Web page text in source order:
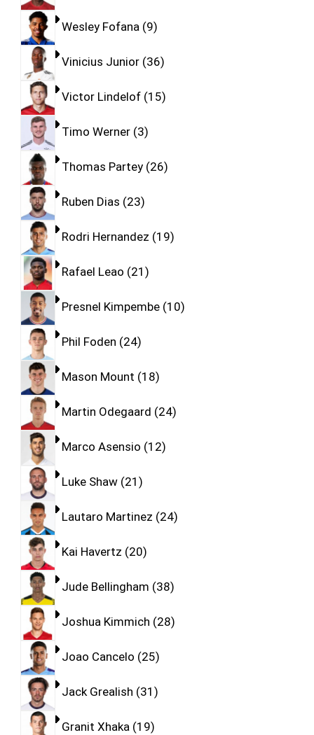
Wesley Fofana 9
Vinicius Junior 36
Victor Lindelof 15
Timo Werner 3
Thomas Partey 26
Ruben Dias 23
Rodri Hernandez 19
Rafael Leao 21
Presnel Kimpembe 10
Phil Foden 24
Mason Mount 18
Martin Odegaard 24
Marco Asensio 12
Luke Shaw 21
Lautaro Martinez 24
Kai Havertz 20
Jude Bellingham 38
Joshua Kimmich 28
Joao Cancelo 25
Jack Grealish 31
Granit Xhaka 19